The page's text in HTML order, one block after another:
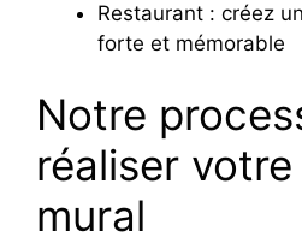
Restaurant : créez
forte et mémorable
Notre
réaliser
mural